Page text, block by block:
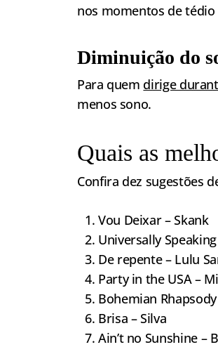
nos momentos de
Diminuição do
Para quem dirige
menos sono.
Quais as
Confira dez sugestões
Vou Deixar – Skank
Universally
De repente – Lulu
Party in the USA –
Bohemian
Brisa – Silva
Ain’t no Sunshine –